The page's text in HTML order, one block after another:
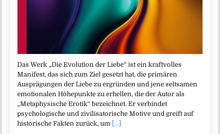
Das Werk „Die Evolution der Liebe“ ist ein kraftvolles
Manifest, das sich zum Ziel gesetzt hat, die primären
Ausprägungen der Liebe zu ergründen und jene seltsamen
emotionalen Höhepunkte zu erhellen, die der Autor als
„Metaphysische Erotik“ bezeichnet. Er verbindet
psychologische und zivilisatorische Motive und greift auf
historische Fakten zurück, um [...]